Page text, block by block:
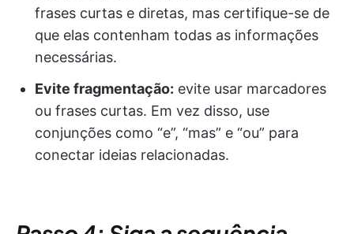
frases curtas e diretas, mas certifique-se de
que elas contenham todas as informações
necessárias.
Evite fragmentação: evite usar marcadores
ou frases curtas. Em vez disso, use
conjunções como “e”, “mas” e “ou” para
conectar ideias relacionadas.